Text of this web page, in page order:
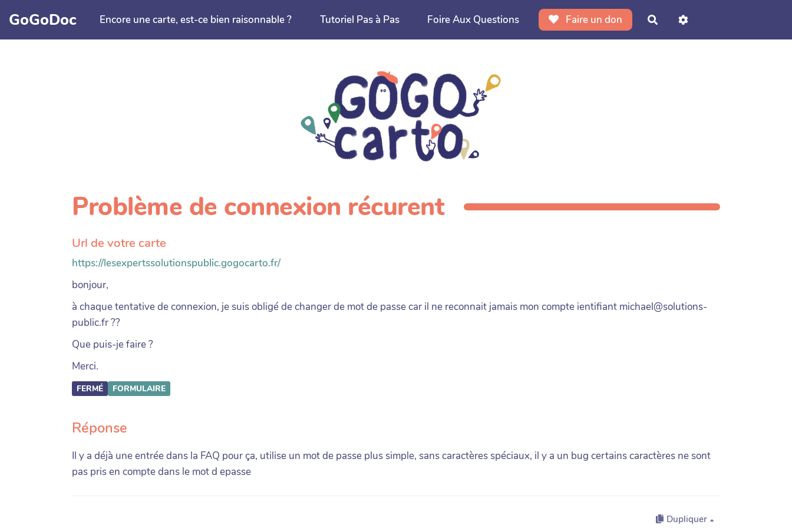
Aller au contenu principal
GoGoDoc Encore une carte, est-ce bien raisonnable ? Tutoriel Pas à Pas Foire Aux Questions Faire un don Rechercher
Problème de connexion récurent
Url de votre carte
https://lesexpertssolutionspublic.gogocarto.fr/
bonjour,
à chaque tentative de connexion, je suis obligé de changer de mot de passe car il ne reconnait jamais mon compte ientifiant michael@solutions-
public.fr ??
Que puis-je faire ?
Merci.
FERMÉ FORMULAIRE
Réponse
Il y a déjà une entrée dans la FAQ pour ça, utilise un mot de passe plus simple, sans caractères spéciaux, il y a un bug certains caractères ne sont
pas pris en compte dans le mot d epasse
Dupliquer